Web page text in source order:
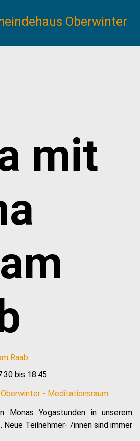
mit
bis 18:45
Oberwinter - Meditationsraum
Monas Yogastunden in unserem
Teilnehmer- /innen sind immer